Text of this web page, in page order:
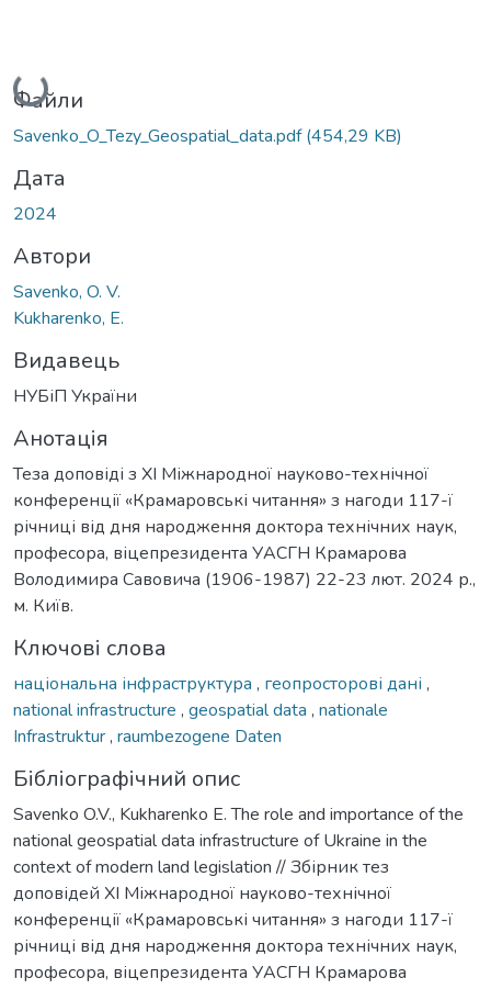
Вантажиться...
Файли
Savenko_O_Tezy_Geospatial_data.pdf(454,29 KB)
Дата
2024
Автори
Savenko, O. V.
Kukharenko, E.
Видавець
НУБіП України
Анотація
Теза доповіді з ХІ Міжнародної науково-технічної
конференції «Крамаровські читання» з нагоди 117-ї
річниці від дня народження доктора технічних наук,
професора, віцепрезидента УАСГН Крамарова
Володимира Савовича (1906-1987) 22-23 лют. 2024 р.,
м. Київ.
Ключові слова
національна інфраструктура , геопросторові дані ,
national infrastructure , geospatial data , nationale
Infrastruktur, raumbezogene Daten
Бібліографічний опис
Savenko O.V., Kukharenko E. The role and importance of the
national geospatial data infrastructure of Ukraine in the
context of modern land legislation // Збірник тез
доповідей ХI Міжнародної науково-технічної
конференції «Крамаровські читання» з нагоди 117-ї
річниці від дня народження доктора технічних наук,
професора, віцепрезидента УАСГН Крамарова